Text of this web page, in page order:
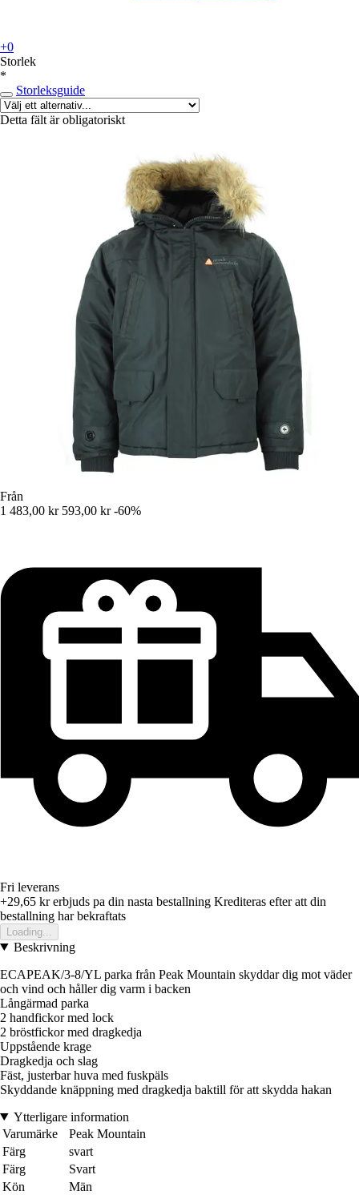
+0
Storlek
*
Storleksguide
Detta fält är obligatoriskt
Från
1 483,00 kr 593,00 kr -60%
Fri leverans
+29,65 krerbjuds pa din nasta bestallning Krediteras efter att din
bestallning har bekraftats
Loading...
Beskrivning
ECAPEAK/3-8/YL parka från Peak Mountain skyddar dig mot väder
och vind och håller dig varm i backen
Långärmad parka
2 handfickor med lock
2 bröstfickor med dragkedja
Uppstående krage
Dragkedja och slag
Fäst, justerbar huva med fuskpäls
Skyddande knäppning med dragkedja baktill för att skydda hakan
Ytterligare information
Varumärke
Peak Mountain
Färg
svart
Färg
Svart
Kön
Män